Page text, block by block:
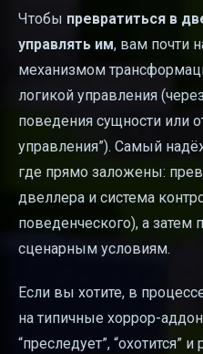
Чтобы превратиться в
управлять им, вам почти
механизмом
логикой управления
поведения сущности или
управления”). Самый
где прямо заложены:
двеллера и система
поведенческого), а затем
сценарным условиям.
Если вы хотите, в
на типичные хоррор-
“преследует”, “охотится”